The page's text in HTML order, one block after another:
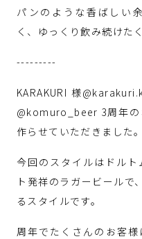
パンのような香ばしい
く、ゆっくり飲み続けた
---------
KARAKURI 様
@komuro_beer 3周年の
作らせていただきました
今回のスタイルはドル
ト発祥のラガービールで
るスタイルです。
周年でたくさんのお客